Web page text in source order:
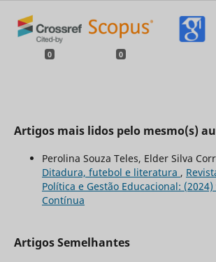
0 0
Artigos mais lidos pelo mesmo(s)
Perolina Souza Teles, Elder Silva
Ditadura, futebol e literatura ,
Política e Gestão Educacional:
Contínua
Artigos Semelhantes